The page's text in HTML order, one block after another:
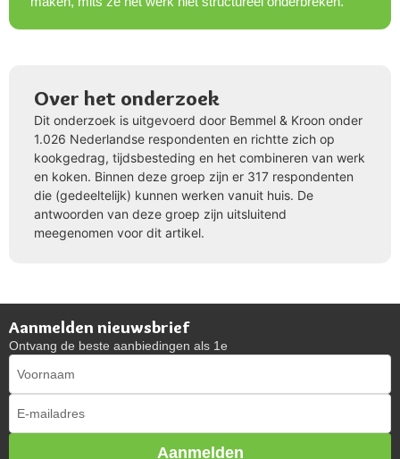
Over het onderzoek
Dit onderzoek is uitgevoerd door Bemmel & Kroon onder
1.026 Nederlandse respondenten en richtte zich op
kookgedrag, tijdsbesteding en het combineren van werk
en koken. Binnen deze groep zijn er 317 respondenten
die (gedeeltelijk) kunnen werken vanuit huis. De
antwoorden van deze groep zijn uitsluitend
meegenomen voor dit artikel.
Aanmelden nieuwsbrief
Ontvang de beste aanbiedingen als 1e
Aanmelden